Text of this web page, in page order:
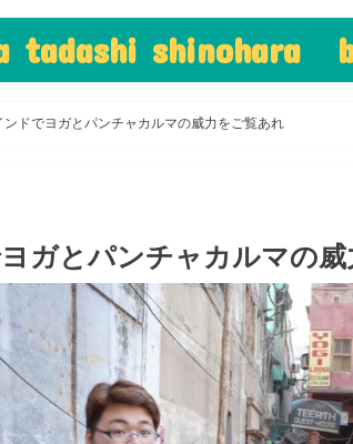
tadashi shinohara
ンドでヨガとパンチャカルマの威力をご覧あれ
ガとパンチャカルマの